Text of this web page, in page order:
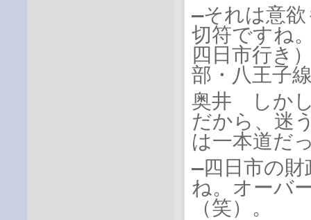
―それは意
切符ですね
四日市行き
部・八王子
奥井 しかし
だから、迷
は一本道だ
―四日市の
ね。オーバ
（笑）。